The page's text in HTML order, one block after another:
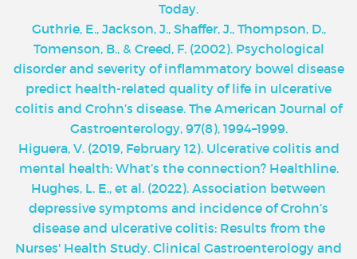
Today.
Guthrie, E., Jackson, J., Shaffer, J., Thompson, D.,
Tomenson, B., & Creed, F. (2002). Psychological
disorder and severity of inflammatory bowel disease
predict health-related quality of life in ulcerative
colitis and Crohn’s disease. The American Journal of
Gastroenterology, 97(8), 1994–1999.
Higuera, V. (2019, February 12). Ulcerative colitis and
mental health: What’s the connection? Healthline.
Hughes, L. E., et al. (2022). Association between
depressive symptoms and incidence of Crohn’s
disease and ulcerative colitis: Results from the
Nurses' Health Study. Clinical Gastroenterology and